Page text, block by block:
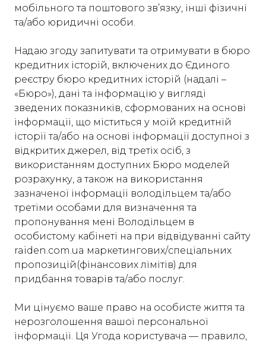
мобільного та поштового зв’язку, інші фізичні
та/або юридичні особи.
Надаю згоду запитувати та отримувати в бюро
кредитних історій, включених до Єдиного
реєстру бюро кредитних історій (надалі –
«Бюро»), дані та інформацію у вигляді
зведених показників, сформованих на основі
інформації, що міститься у моїй кредитній
історії та/або на основі інформації доступної з
відкритих джерел, від третіх осіб, з
використанням доступних Бюро моделей
розрахунку, а також на використання
зазначеної інформації володільцем та/або
третіми особами для визначення та
пропонування мені Володільцем в
особистому кабінеті на при відвідуванні cайту
raiden.com.ua маркетингових/спеціальних
пропозицій(фінансових лімітів) для
придбання товарів та/або послуг.
Ми цінуємо ваше право на особисте життя та
нерозголошення вашої персональної
інформації. Ця Угода користувача — правило,